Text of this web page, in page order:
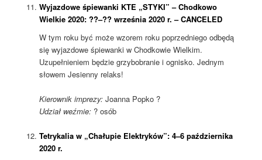
Wyjazdowe śpiewanki KTE „STYKI” – Chodkowo
Wielkie 2020: ??–?? września 2020 r. – CANCELED
W tym roku być może wzorem roku poprzedniego odbędą
się wyjazdowe śpiewanki w Chodkowie Wielkim.
Uzupełnieniem będzie grzybobranie i ognisko. Jednym
słowem Jesienny relaks!
Kierownik imprezy:Joanna Popko ?
Udział weźmie:? osób
Tetrykalia w „Chałupie Elektryków”: 4–6 października
2020 r.